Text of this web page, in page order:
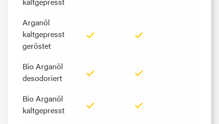
Arganöl
kaltgepresst
geröstet
Bio Arganöl
desodoriert
Bio Arganöl
kaltgepresst
Arganöl
kaltgepresst
geröstet
Bio Arganöl
desodoriert
Bio Arganöl
kaltgepresst